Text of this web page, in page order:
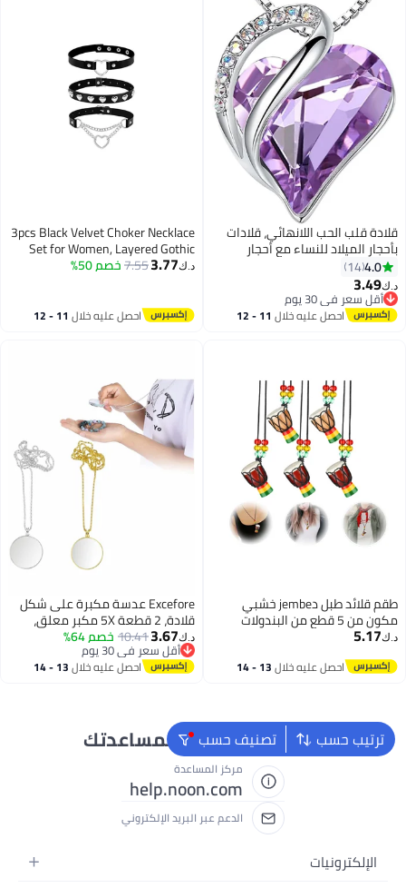
قلادة قلب الحب اللانهائي، قلادات
بأحجار الميلاد للنساء مع أحجار
الشفاء، مجوهرات خالية من مسببات
الحساسية للنساء، قلادة فضية اللون
مع صندوق هدايا، سلسلة ممتدة
بطول 18+2 بوصة
4.0
14
د.ك‏3.49
أقل سعر في 30 يوم
أقل سعر في 30 يوماحصل عليه خلال 11 - 12
3pcs Black Velvet Choker Necklace
Set for Women, Layered Gothic
Lace Collars, Adjustable Classic
د.ك‏3.77
7.55خصم 50%
احصل عليه خلال 11 - 12
طقم قلائد طبل دjembe خشبي
مكون من 5 قطع من البندولات
الأفريقية الصغيرة للأطفال والبالغين
د.ك‏5.17
احصل عليه خلال 13 - 14
Excefore عدسة مكبرة على شكل
قلادة، 2 قطعة 5X مكبر معلق،
مكبر بصري للزينة مع سلسلة
عدسة صغيرة محمولة للقراءة، كبار
السن، ضعف البصر، هدية للأب
د.ك‏3.67
10.41خصم 64%
أقل سعر في 30 يوم
أقل سعر في 30 يوماحصل عليه خلال 13 - 14
ترتيب حسب تصنيف حسب
نحن دائماً جاهزون لمساعدتك
مركز المساعدة
help.noon.com
الدعم عبر البريد الإلكتروني
الإلكترونيات